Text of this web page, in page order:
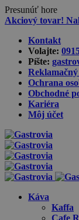
Presunúť hore
Akciový tovar!
content
Kontakt
Volajte:
Píšte:
Ochrana
Obchodné
Kariéra
Môj účet
Káva
Kaffa
Cafe